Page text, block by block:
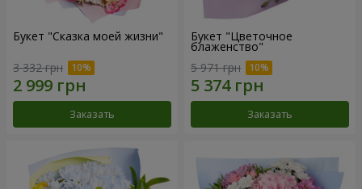
Букет "Сказка моей жизни"
3 332 грн
Заказать
Букет "Цветочное
блаженство"
5 971 грн
Заказать